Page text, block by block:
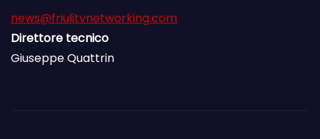
news@friulitvnetworking.com
Direttore tecnico
Giuseppe Quattrin